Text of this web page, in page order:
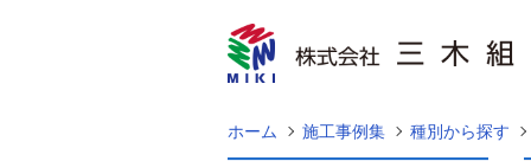
ホーム 施工事例集 種別から探す